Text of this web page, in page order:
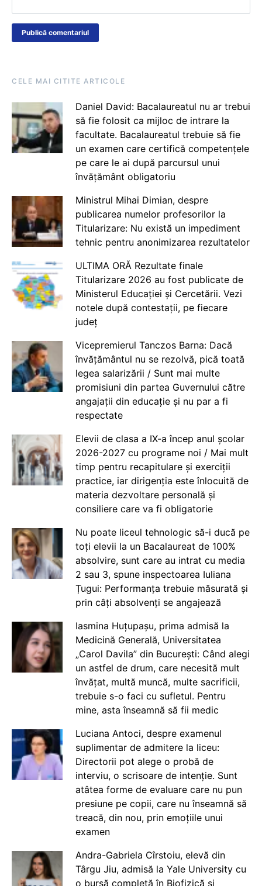
CELE MAI CITITE ARTICOLE
Daniel David: Bacalaureatul nu ar trebui
să fie folosit ca mijloc de intrare la
facultate. Bacalaureatul trebuie să fie
un examen care certifică competențele
pe care le ai după parcursul unui
învățământ obligatoriu
Ministrul Mihai Dimian, despre
publicarea numelor profesorilor la
Titularizare: Nu există un impediment
tehnic pentru anonimizarea rezultatelor
ULTIMA ORĂ Rezultate finale
Titularizare 2026 au fost publicate de
Ministerul Educației și Cercetării. Vezi
notele după contestații, pe fiecare
județ
Vicepremierul Tanczos Barna: Dacă
învățământul nu se rezolvă, pică toată
legea salarizării / Sunt mai multe
promisiuni din partea Guvernului către
angajații din educație și nu par a fi
respectate
Elevii de clasa a IX-a încep anul școlar
2026-2027 cu programe noi / Mai mult
timp pentru recapitulare și exerciții
practice, iar dirigenția este înlocuită de
materia dezvoltare personală și
consiliere care va fi obligatorie
Nu poate liceul tehnologic să-i ducă pe
toți elevii la un Bacalaureat de 100%
absolvire, sunt care au intrat cu media
2 sau 3, spune inspectoarea Iuliana
Țugui: Performanța trebuie măsurată și
prin câți absolvenți se angajează
Iasmina Huțupașu, prima admisă la
Medicină Generală, Universitatea
„Carol Davila” din București: Când alegi
un astfel de drum, care necesită mult
învățat, multă muncă, multe sacrificii,
trebuie s-o faci cu sufletul. Pentru
mine, asta înseamnă să fii medic
Luciana Antoci, despre examenul
suplimentar de admitere la liceu:
Directorii pot alege o probă de
interviu, o scrisoare de intenție. Sunt
atâtea forme de evaluare care nu pun
presiune pe copii, care nu înseamnă să
treacă, din nou, prin emoțiile unui
examen
Andra-Gabriela Cîrstoiu, elevă din
Târgu Jiu, admisă la Yale University cu
o bursă completă în Biofizică și